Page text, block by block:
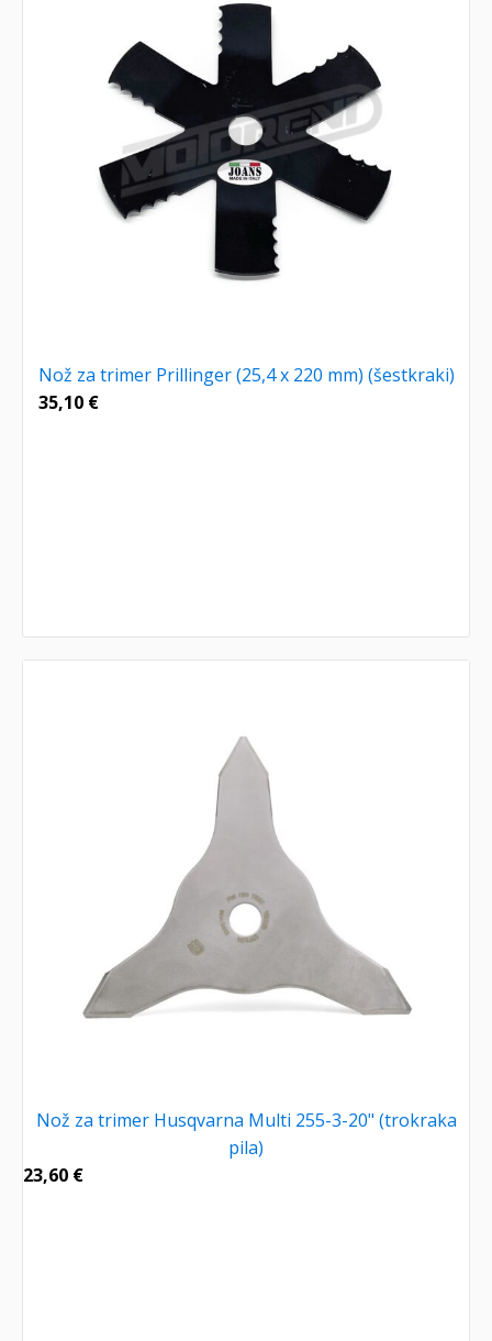
Nož za trimer Prillinger (25,4 x 220 mm) (šestkraki)
35,10 €
Nož za trimer Husqvarna Multi 255-3-20" (trokraka
pila)
23,60 €